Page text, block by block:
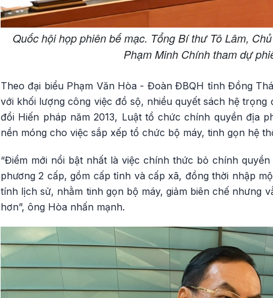
Quốc hội họp phiên bế mạc. Tổng Bí thư Tô Lâm,
Phạm Minh Chính tham dự
Theo đại biểu Phạm Văn Hòa - Đoàn ĐBQH tỉnh Đồng
với khối lượng công việc đồ sộ, nhiều quyết sách hệ
đổi Hiến pháp năm 2013, Luật tổ chức chính quyền địa
nền móng cho việc sắp xếp tổ chức bộ máy, tinh gọn hệ
“Điểm mới nổi bật nhất là việc chính thức bỏ chính
phương 2 cấp, gồm cấp tỉnh và cấp xã, đồng thời nhập
tính lịch sử, nhằm tinh gọn bộ máy, giảm biên chế nhưng
hơn”, ông Hòa nhấn mạnh.